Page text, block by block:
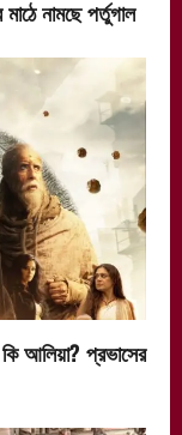
নামছে পর্তুগাল
কি আলিয়া? প্রভাসের